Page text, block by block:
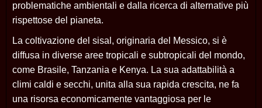
problematiche ambientali e dalla ricerca di alternative più
rispettose del pianeta.
La coltivazione del sisal, originaria del Messico, si è
diffusa in diverse aree tropicali e subtropicali del mondo,
come Brasile, Tanzania e Kenya. La sua adattabilità a
climi caldi e secchi, unita alla sua rapida crescita, ne fa
una risorsa economicamente vantaggiosa per le